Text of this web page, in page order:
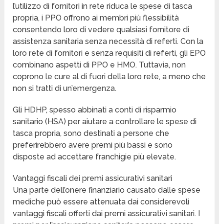
l’utilizzo di fornitori in rete riduca le spese di tasca
propria, i PPO offrono ai membri più flessibilità
consentendo loro di vedere qualsiasi fornitore di
assistenza sanitaria senza necessità di referti. Con la
loro rete di fornitori e senza requisiti di referti, gli EPO
combinano aspetti di PPO e HMO. Tuttavia, non
coprono le cure al di fuori della loro rete, a meno che
non si tratti di un’emergenza.
Gli HDHP, spesso abbinati a conti di risparmio
sanitario (HSA) per aiutare a controllare le spese di
tasca propria, sono destinati a persone che
preferirebbero avere premi più bassi e sono
disposte ad accettare franchigie più elevate.
Vantaggi fiscali dei premi assicurativi sanitari
Una parte dell’onere finanziario causato dalle spese
mediche può essere attenuata dai considerevoli
vantaggi fiscali offerti dai premi assicurativi sanitari. I